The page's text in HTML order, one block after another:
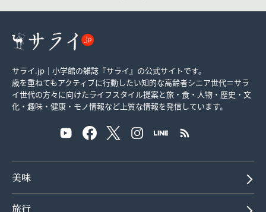
サライ.jp｜小学館の雑誌『サライ』の公式サイトです。
歳を重ねてもアクティブに行動したい知的な高齢者シニア世代＝サラ
イ世代の方々に向けたライフスタイル提案と旅・食・人物・歴史・文
化・趣味・健康・モノ情報など上質な情報を発信しています。
美味
旅行